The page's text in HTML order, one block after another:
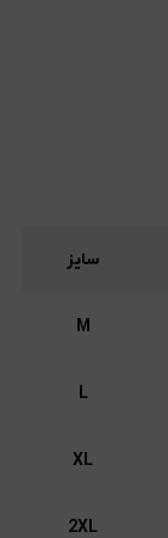
سایز
M
L
XL
2XL